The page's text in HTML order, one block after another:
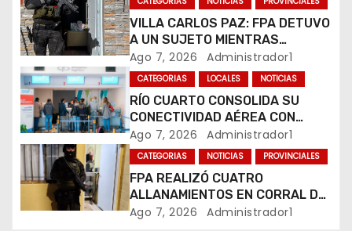
e
n
t
r
a
d
VILLA CARLOS PAZ: FPA DETUVO
A UN SUJETO MIENTRAS
COMERCIALIZABA COCAÍNA Y
MARIHUANA EN UNA PLAZA
Ago 7, 2026 Administrador1
CATEGORIAS LOCALES NOTICIAS
RÍO CUARTO CONSOLIDA SU
CONECTIVIDAD AÉREA CON
CUATRO VUELOS SEMANALES A
BUENOS AIRES
Ago 7, 2026 Administrador1
CATEGORIAS NOTICIAS PROVINCIALES
FPA REALIZÓ CUATRO
ALLANAMIENTOS EN CORRAL DE
BUSTOS-IFFLINGER
Ago 7, 2026 Administrador1